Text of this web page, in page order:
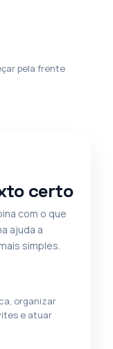
pela frente
certo
com o que
ajuda a
simples.
organizar
e atuar